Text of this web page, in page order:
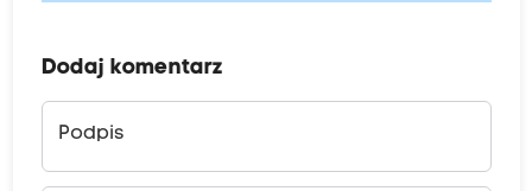
Dodaj komentarz
Podpis